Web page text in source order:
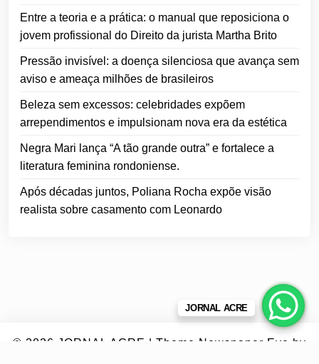
Entre a teoria e a prática: o manual que reposiciona o
jovem profissional do Direito da jurista Martha Brito
Pressão invisível: a doença silenciosa que avança sem
aviso e ameaça milhões de brasileiros
Beleza sem excessos: celebridades expõem
arrependimentos e impulsionam nova era da estética
Negra Mari lança “A tão grande outra” e fortalece a
literatura feminina rondoniense.
Após décadas juntos, Poliana Rocha expõe visão
realista sobre casamento com Leonardo
© 2026 JORNAL ACRE | Theme Newspaper Eye by
JORNAL ACRE